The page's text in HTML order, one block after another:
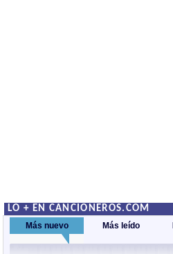
LO + EN CANCIONEROS.COM
Más nuevo Más leído